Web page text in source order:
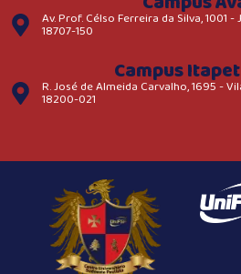
Av. Prof. Célso Ferreira da Silva, 1001
18707-150
Campus
R. José de Almeida Carvalho, 1695 -
18200-021